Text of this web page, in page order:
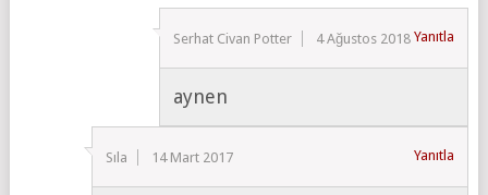
Serhat Civan Potter 4 Ağustos 2018 Yanıtla
aynen
Sıla 14 Mart 2017 Yanıtla